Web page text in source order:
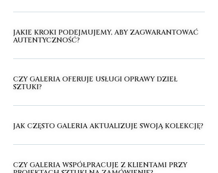
JAKIE KROKI PODEJMUJEMY, ABY ZAGWARANTOWAĆ
AUTENTYCZNOŚĆ?
CZY GALERIA OFERUJE USŁUGI OPRAWY DZIEŁ
SZTUKI?
JAK CZĘSTO GALERIA AKTUALIZUJE SWOJĄ KOLEKCJĘ?
CZY GALERIA WSPÓŁPRACUJE Z KLIENTAMI PRZY